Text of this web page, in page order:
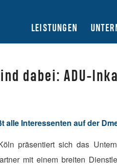
LEISTUNGEN
dabei: ADU-
alle Interessenten auf der
präsentiert sich das
mit einem breiten